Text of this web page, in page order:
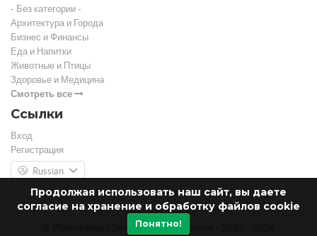
Продолжая использовать наш сайт, вы даете
согласие на хранение и обработку файлов cookie
Понятно!
- Без категории -
Архитектура и Города
Бизнес и Финансы
Еда и Напитки
Животные и Птицы
Здоровье и Медицина
Смотреть все
Ссылки
Вход
Регистрация
Russian
© Photorobus | Бесплатный фотосток - 2022 - 2026